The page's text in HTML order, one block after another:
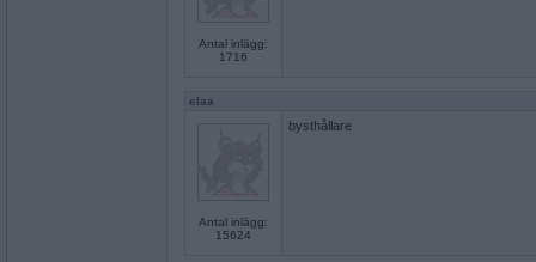
Antal inlägg:
1716
elaa
Antal inlägg:
15624
bysthållare